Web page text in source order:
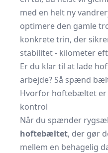
med en helt ny
optimere den gamle
konkrete trin, der
stabilitet - kilometer
Er du klar til at lade
arbejde? Så spænd
Hvorfor hoftebæltet
kontrol
Når du spænder
hoftebæltet, der gør
mellem en behagelig